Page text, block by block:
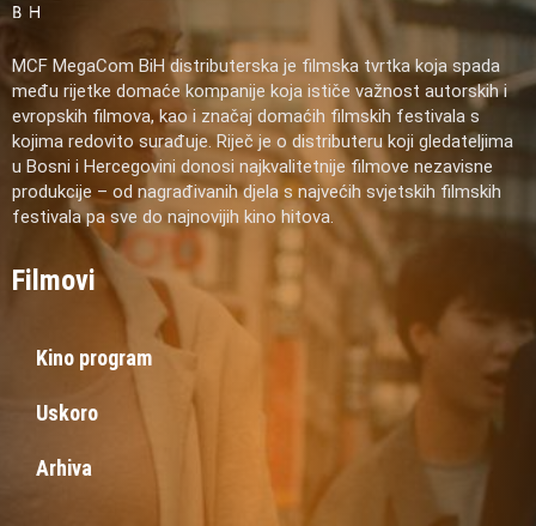
MCF MegaCom BiH distributerska je filmska tvrtka koja spada
među rijetke domaće kompanije koja ističe važnost autorskih i
evropskih filmova, kao i značaj domaćih filmskih festivala s
kojima redovito surađuje. Riječ je o distributeru koji gledateljima
u Bosni i Hercegovini donosi najkvalitetnije filmove nezavisne
produkcije – od nagrađivanih djela s najvećih svjetskih filmskih
festivala pa sve do najnovijih kino hitova.
Filmovi
Kino program
Uskoro
Arhiva